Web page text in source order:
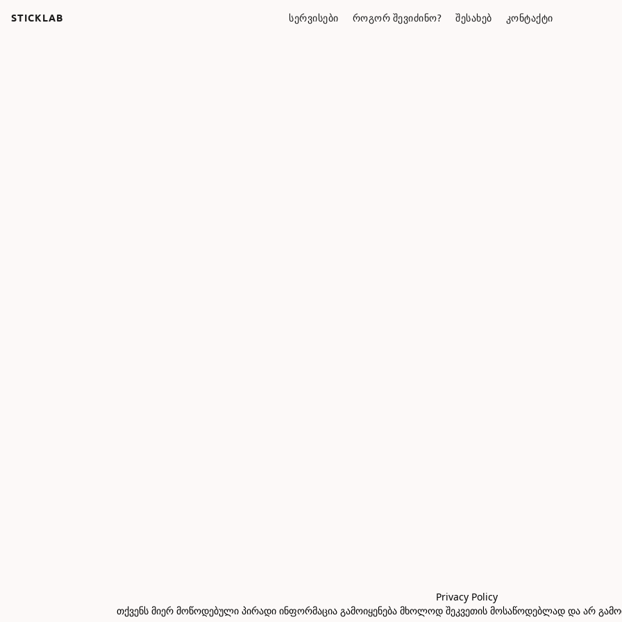
STICKLAB ᲡᲔᲠᲕᲘᲡᲔᲑᲘ ᲠᲝᲒᲝᲠ ᲨᲔᲕᲘᲫᲘᲜᲝ? ᲨᲔᲡᲐᲮᲔᲑ ᲙᲝᲜᲢᲐᲥᲢᲘ
Privacy Policy
თქვენს მიერ მოწოდებული პირადი ინფორმაცია გამოიყენება მხოლოდ შეკვეთის მოსაწოდებლად და არ